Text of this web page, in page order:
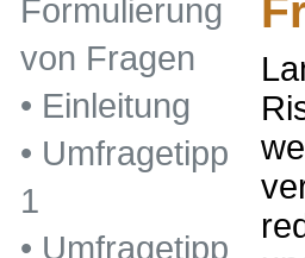
Formulierung
von Fragen
• Einleitung
• Umfragetipp
1
• Umfragetipp